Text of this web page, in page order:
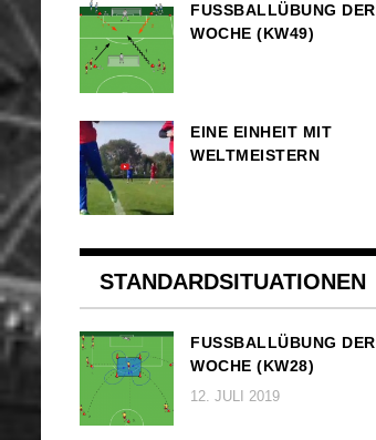
FUSSBALLÜBUNG DER W
OCHE (KW49)
EINE EINHEIT MIT
WELTMEISTERN
STANDARDSITUATIONEN
FUSSBALLÜBUNG DER W
OCHE (KW28)
12. JULI 2019